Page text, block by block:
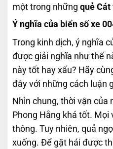
một trong những quẻ Cát
Ý nghĩa của biển số xe
Trong kinh dịch, ý nghĩa
được giải nghĩa như thế
này tốt hay xấu? Hãy
đây với những cách luận
Nhìn chung, thời vận của
Phong Hằng khá tốt. Mọi
thông. Tuy nhiên, quả
xuống. Để gặt hái được